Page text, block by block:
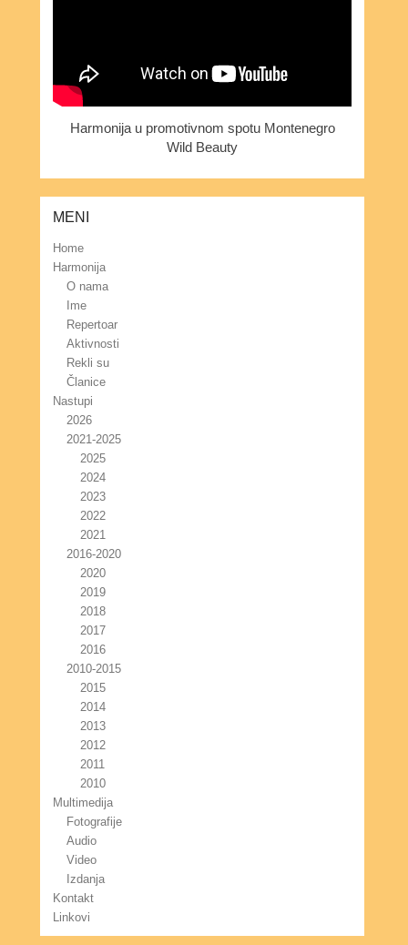
Harmonija u promotivnom spotu Montenegro
Wild Beauty
MENI
Home
Harmonija
O nama
Ime
Repertoar
Aktivnosti
Rekli su
Članice
Nastupi
2026
2021-2025
2025
2024
2023
2022
2021
2016-2020
2020
2019
2018
2017
2016
2010-2015
2015
2014
2013
2012
2011
2010
Multimedija
Fotografije
Audio
Video
Izdanja
Kontakt
Linkovi